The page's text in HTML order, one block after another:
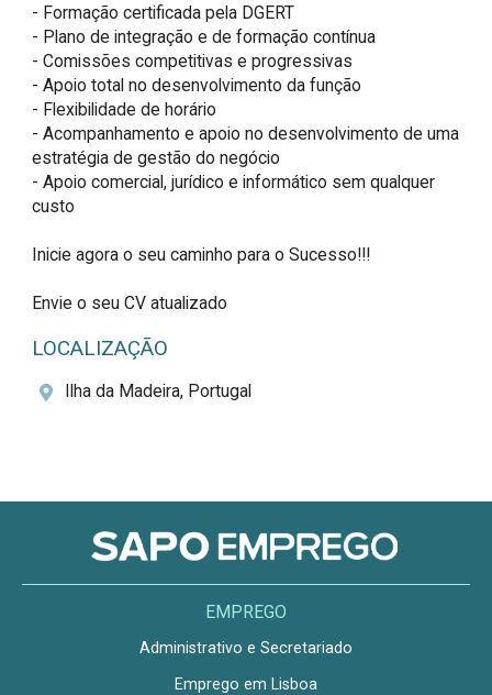
- Formação certificada pela DGERT
- Plano de integração e de formação contínua
- Comissões competitivas e progressivas
- Apoio total no desenvolvimento da função
- Flexibilidade de horário
- Acompanhamento e apoio no desenvolvimento de uma
estratégia de gestão do negócio
- Apoio comercial, jurídico e informático sem qualquer
custo
Inicie agora o seu caminho para o Sucesso!!!
Envie o seu CV atualizado
LOCALIZAÇÃO
Ilha da Madeira, Portugal
EMPREGO
Administrativo e Secretariado
Emprego em Lisboa